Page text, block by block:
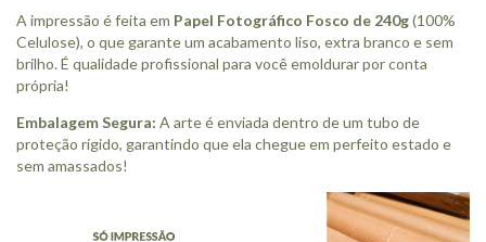
A impressão é feita em Papel Fotográfico Fosco de 240g(100%
Celulose), o que garante um acabamento liso, extra branco e sem
brilho. É qualidade profissional para você emoldurar por conta
própria!
Embalagem Segura: A arte é enviada dentro de um tubo de
proteção rígido, garantindo que ela chegue em perfeito estado e
sem amassados!